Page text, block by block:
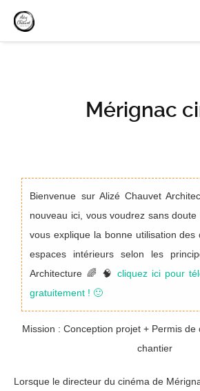
Mérignac
Bienvenue sur Alizé Chauvet
nouveau ici, vous voudrez sans
vous explique la bonne utilisation des
espaces intérieurs selon les
Architecture 🌈 🧠 cliquez ici pour
gratuitement ! 🙂
Mission : Conception projet + Permis de
chantier
Lorsque le directeur du cinéma de